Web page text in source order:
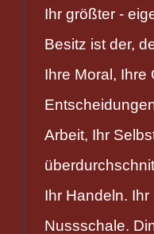
Ihr größter -
Besitz ist der,
Ihre Moral, Ihre
Arbeit, Ihr
Ihr Handeln.
Nussschale.